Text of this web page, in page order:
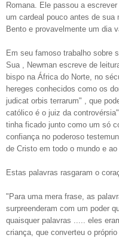
Romana. Ele passou a
um cardeal pouco antes de
Bento e provavelmente um dia
Em seu famoso trabalho sobre
Sua , Newman escreve de
bispo na África do Norte, no
hereges conhecidos como os
judicat orbis terrarum" , que
católico é o juiz da
tinha ficado junto como um só
confiança no poderoso
de Cristo em todo o mundo e
Estas palavras rasgaram o
"Para uma mera frase, as
surpreenderam com um poder
quaisquer palavras ..... eles
criança, que converteu o